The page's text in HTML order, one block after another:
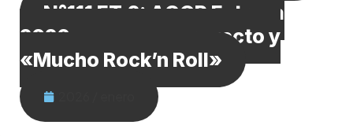
N°111 ET.2: ACOP Estrena
2026 con nuevo proyecto y
«Mucho Rock’n Roll»